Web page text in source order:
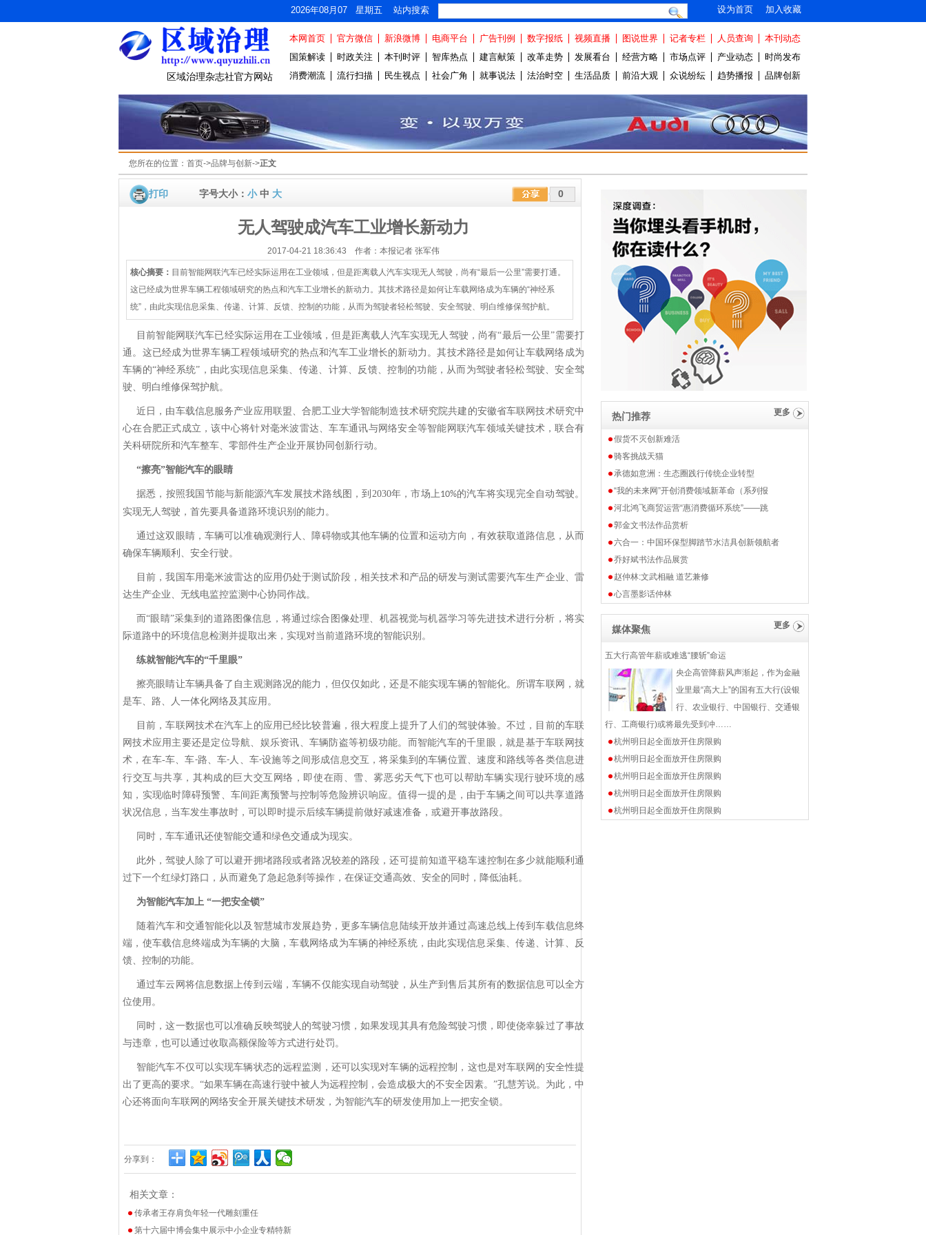
2026年08月07 星期五 站内搜索 加入收藏
设为首页
区域治理杂志社官方网站
本网首页 官方微信 新浪微博 电商平台 广告刊例 数字报纸 视频直播 图说世界 记者专栏 人员查询
本刊动态
国策解读
时政关注 本刊时评 智库热点 建言献策 改革走势 发展看台 经营方略 市场点评 产业动态
时尚发布
消费潮流
流行扫描 民生视点 社会广角 就事说法 法治时空 生活品质 前沿大观 众说纷纭 趋势播报 品牌创新
您所在的位置： 首页->品牌与创新->正文
打印 字号大小： 小中 大 0
无人驾驶成汽车工业增长新动力
2017-04-21 18:36:43 作者：本报记者 张军伟
核心摘要： 目前智能网联汽车已经实际运用在工业领域，但是距离载人汽车实现无人驾驶，尚有“最后一公里”需要打通。
这已经成为世界车辆工程领域研究的热点和汽车工业增长的新动力。其技术路径是如何让车载网络成为车辆的“神经系
统”，由此实现信息采集、传递、计算、反馈、控制的功能，从而为驾驶者轻松驾驶、安全驾驶、明白维修保驾护航。
目前智能网联汽车已经实际运用在工业领域，但是距离载人汽车实现无人驾驶，尚有“最后一公里”需要打
通。这已经成为世界车辆工程领域研究的热点和汽车工业增长的新动力。其技术路径是如何让车载网络成为
车辆的“神经系统”，由此实现信息采集、传递、计算、反馈、控制的功能，从而为驾驶者轻松驾驶、安全驾
驶、明白维修保驾护航。
近日，由车载信息服务产业应用联盟、合肥工业大学智能制造技术研究院共建的安徽省车联网技术研究中
心在合肥正式成立，该中心将针对毫米波雷达、车车通讯与网络安全等智能网联汽车领域关键技术，联合有
关科研院所和汽车整车、零部件生产企业开展协同创新行动。
“擦亮”智能汽车的眼睛
据悉，按照我国节能与新能源汽车发展技术路线图，到 2030年，市场上10%的汽车将实现完全自动驾驶。
实现无人驾驶，首先要具备道路环境识别的能力。
通过这双眼睛，车辆可以准确观测行人、障碍物或其他车辆的位置和运动方向，有效获取道路信息，从而
确保车辆顺利、安全行驶。
目前，我国车用毫米波雷达的应用仍处于测试阶段，相关技术和产品的研发与测试需要汽车生产企业、雷
达生产企业、无线电监控监测中心协同作战。
而“眼睛”采集到的道路图像信息，将通过综合图像处理、机器视觉与机器学习等先进技术进行分析，将实
际道路中的环境信息检测并提取出来，实现对当前道路环境的智能识别。
练就智能汽车的“千里眼”
擦亮眼睛让车辆具备了自主观测路况的能力，但仅仅如此，还是不能实现车辆的智能化。所谓车联网，就
是车、路、人一体化网络及其应用。
目前，车联网技术在汽车上的应用已经比较普遍，很大程度上提升了人们的驾驶体验。不过，目前的车联
网技术应用主要还是定位导航、娱乐资讯、车辆防盗等初级功能。而智能汽车的千里眼，就是基于车联网技
术，在车-车、车-路、车-人、车-设施等之间形成信息交互，将采集到的车辆位置、速度和路线等各类信息进
行交互与共享，其构成的巨大交互网络，即使在雨、雪、雾恶劣天气下也可以帮助车辆实现行驶环境的感
知，实现临时障碍预警、车间距离预警与控制等危险辨识响应。值得一提的是，由于车辆之间可以共享道路
状况信息，当车发生事故时，可以即时提示后续车辆提前做好减速准备，或避开事故路段。
同时，车车通讯还使智能交通和绿色交通成为现实。
此外，驾驶人除了可以避开拥堵路段或者路况较差的路段，还可提前知道平稳车速控制在多少就能顺利通
过下一个红绿灯路口，从而避免了急起急刹等操作，在保证交通高效、安全的同时，降低油耗。
为智能汽车加上 “一把安全锁”
随着汽车和交通智能化以及智慧城市发展趋势，更多车辆信息陆续开放并通过高速总线上传到车载信息终
端，使车载信息终端成为车辆的大脑，车载网络成为车辆的神经系统，由此实现信息采集、传递、计算、反
馈、控制的功能。
通过车云网将信息数据上传到云端，车辆不仅能实现自动驾驶，从生产到售后其所有的数据信息可以全方
位使用。
同时，这一数据也可以准确反映驾驶人的驾驶习惯，如果发现其具有危险驾驶习惯，即使侥幸躲过了事故
与违章，也可以通过收取高额保险等方式进行处罚。
智能汽车不仅可以实现车辆状态的远程监测，还可以实现对车辆的远程控制，这也是对车联网的安全性提
出了更高的要求。 “如果车辆在高速行驶中被人为远程控制，会造成极大的不安全因素。”孔慧芳说。为此，中
心还将面向车联网的网络安全开展关键技术研发，为智能汽车的研发使用加上一把安全锁。
分享到：
相关文章：
传承者王存肩负年轻一代雕刻重任
第十六届中博会集中展示中小企业专精特新
热门推荐 更多
假货不灭创新难活
骑客挑战天猫
承德如意洲：生态圈践行传统企业转型
“我的未来网”开创消费领域新革命（系列报
河北鸿飞商贸运营“惠消费循环系统”——跳
郭金文书法作品赏析
六合一：中国环保型脚踏节水洁具创新领航者
乔好斌书法作品展赏
赵仲林:文武相融 道艺兼修
心言墨影话仲林
媒体聚焦 更多
五大行高管年薪或难逃“腰斩”命运
央企高管降薪风声渐起，作为金融
业里最“高大上”的国有五大行(设银
行、农业银行、中国银行、交通银
行、工商银行)或将最先受到冲……
杭州明日起全面放开住房限购
杭州明日起全面放开住房限购
杭州明日起全面放开住房限购
杭州明日起全面放开住房限购
杭州明日起全面放开住房限购